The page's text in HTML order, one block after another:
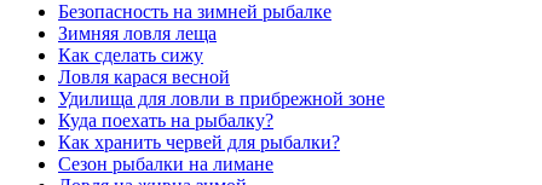
Безопасность на зимней рыбалке
Зимняя ловля леща
Как сделать сижу
Ловля карася весной
Удилища для ловли в прибрежной зоне
Куда поехать на рыбалку?
Как хранить червей для рыбалки?
Сезон рыбалки на лимане